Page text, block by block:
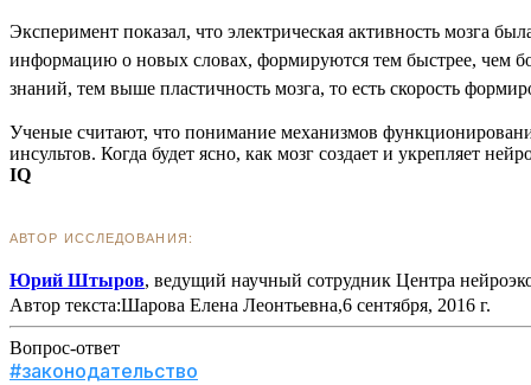
Эксперимент показал, что электрическая активность мозга
информацию о новых словах, формируются тем быстрее, чем
знаний, тем выше пластичность мозга, то есть скорость
Ученые считают, что понимание механизмов
инсультов. Когда будет ясно, как мозг создает и укрепляет
IQ
АВТОР ИССЛЕДОВАНИЯ:
Юрий Штыров, ведущий научный сотрудник Центра
Автор текста:Шарова Елена Леонтьевна,6 сентября, 2016 г.
Вопрос-ответ
#законодательство